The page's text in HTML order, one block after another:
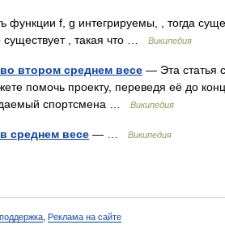
функции f, g интегрируемы, , тогда
, такая что …
Википедия
втором среднем весе — Эта статья
помочь проекту, переведя её до
спортсмена …
Википедия
среднем весе — … Википедия
Реклама на сайте